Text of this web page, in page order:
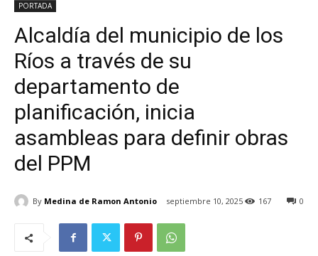
PORTADA
Alcaldía del municipio de los
Ríos a través de su
departamento de
planificación, inicia
asambleas para definir obras
del PPM
By Medina de Ramon Antonio septiembre 10, 2025 0
167